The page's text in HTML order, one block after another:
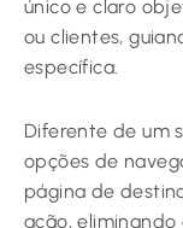
único e claro
ou clientes,
específica.
Diferente de um
opções de
página de
ação,